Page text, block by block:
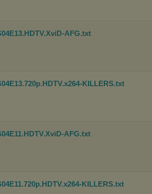
AFG.txt
KILLERS.txt
AFG.txt
KILLERS.txt